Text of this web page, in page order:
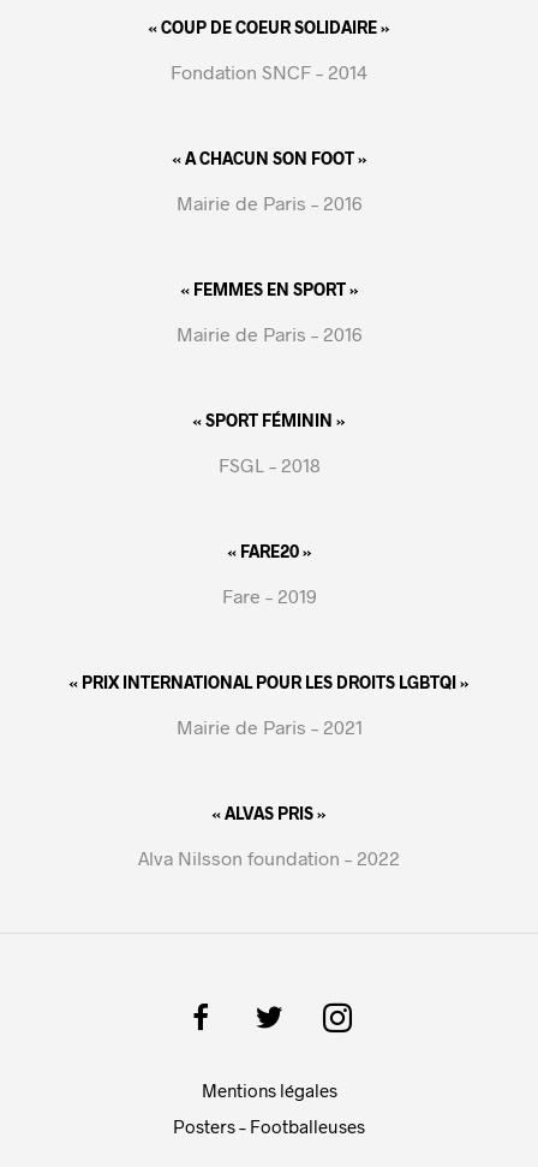
« COUP DE COEUR SOLIDAIRE »
Fondation SNCF – 2014
« A CHACUN SON FOOT »
Mairie de Paris – 2016
« FEMMES EN SPORT »
Mairie de Paris – 2016
« SPORT FÉMININ »
FSGL – 2018
« FARE20 »
Fare – 2019
« PRIX INTERNATIONAL POUR LES DROITS LGBTQI »
Mairie de Paris – 2021
« ALVAS PRIS »
Alva Nilsson foundation – 2022
Mentions légales
Posters – Footballeuses